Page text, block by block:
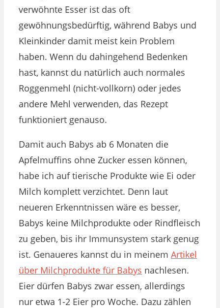
verwöhnte Esser ist das oft
gewöhnungsbedürftig, während Babys und
Kleinkinder damit meist kein Problem
haben. Wenn du dahingehend Bedenken
hast, kannst du natürlich auch normales
Roggenmehl (nicht-vollkorn) oder jedes
andere Mehl verwenden, das Rezept
funktioniert genauso.
Damit auch Babys ab 6 Monaten die
Apfelmuffins ohne Zucker essen können,
habe ich auf tierische Produkte wie Ei oder
Milch komplett verzichtet. Denn laut
neueren Erkenntnissen wäre es besser,
Babys keine Milchprodukte oder Rindfleisch
zu geben, bis ihr Immunsystem stark genug
ist. Genaueres kannst du in meinem Artikel
über Milchprodukte für Babys nachlesen.
Eier dürfen Babys zwar essen, allerdings
nur etwa 1-2 Eier pro Woche. Dazu zählen